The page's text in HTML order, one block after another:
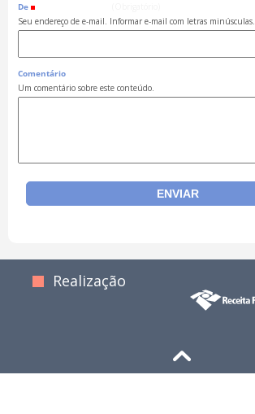
De
Seu endereço de e-mail. Informar e-mail com letras minúsculas.
Comentário
Um comentário sobre este conteúdo.
Realização